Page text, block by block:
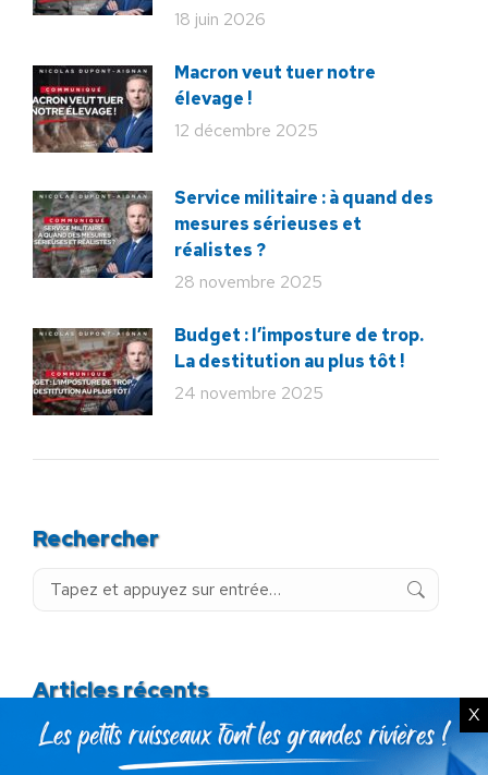
18 juin 2026
Macron veut tuer notre
élevage !
12 décembre 2025
Service militaire : à quand des
mesures sérieuses et
réalistes ?
28 novembre 2025
Budget : l’imposture de trop.
La destitution au plus tôt !
24 novembre 2025
Rechercher
Recherche
Articles récents
X